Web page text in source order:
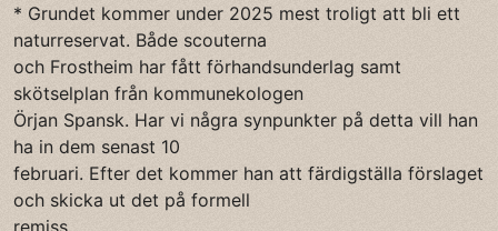
* Grundet kommer under 2025 mest troligt att bli ett
naturreservat. Både scouterna
och Frostheim har fått förhandsunderlag samt
skötselplan från kommunekologen
Örjan Spansk. Har vi några synpunkter på detta vill han
ha in dem senast 10
februari. Efter det kommer han att färdigställa förslaget
och skicka ut det på formell
remiss.